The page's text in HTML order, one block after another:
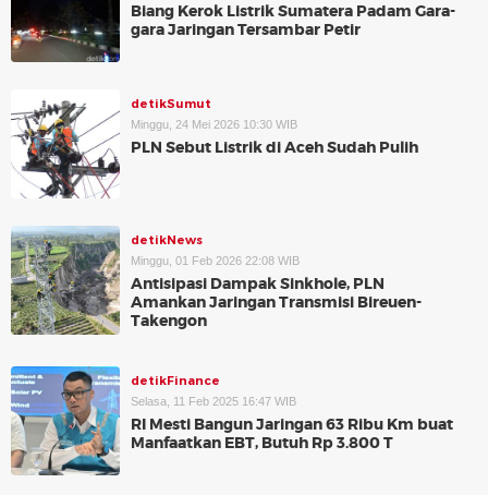
Biang Kerok Listrik Sumatera Padam Gara-
gara Jaringan Tersambar Petir
detikSumut
Minggu, 24 Mei 2026 10:30 WIB
PLN Sebut Listrik di Aceh Sudah Pulih
detikNews
Minggu, 01 Feb 2026 22:08 WIB
Antisipasi Dampak Sinkhole, PLN
Amankan Jaringan Transmisi Bireuen-
Takengon
detikFinance
Selasa, 11 Feb 2025 16:47 WIB
RI Mesti Bangun Jaringan 63 Ribu Km buat
Manfaatkan EBT, Butuh Rp 3.800 T